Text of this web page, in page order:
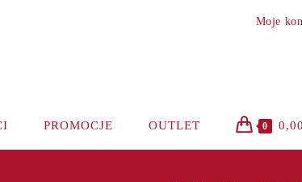
Moje
PROMOCJE OUTLET 0 0,00